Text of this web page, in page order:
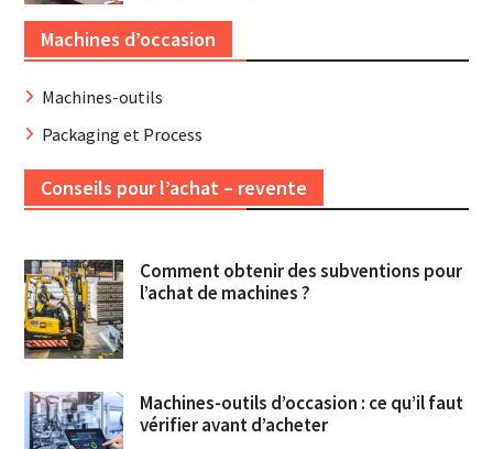
Machines d’occasion
Machines-outils
Packaging et Process
Conseils pour l’achat – revente
Comment obtenir des subventions pour
l’achat de machines ?
Machines-outils d’occasion : ce qu’il faut
vérifier avant d’acheter